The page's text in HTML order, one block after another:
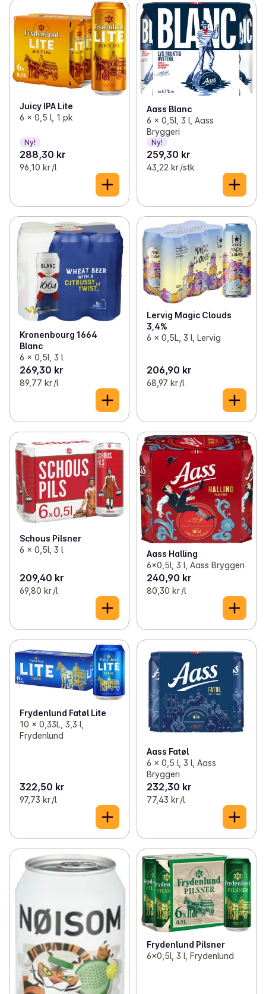
Juicy IPA Lite
6 x 0,5 l, 1 pk
Ny!
288,30 kr
96,10 kr /l
Aass Blanc
6 x 0,5l, 3 l, Aass
Bryggeri
Ny!
259,30 kr
43,22 kr /stk
Kronenbourg 1664
Blanc
6 x 0,5l, 3 l
269,30 kr
89,77 kr /l
Lervig Magic Clouds
3,4%
6 x 0,5L, 3 l, Lervig
206,90 kr
68,97 kr /l
Schous Pilsner
6 x 0,5l, 3 l
209,40 kr
69,80 kr /l
Aass Halling
6x0,5l, 3 l, Aass Bryggeri
240,90 kr
80,30 kr /l
Frydenlund Fatøl Lite
10 x 0,33L, 3,3 l,
Frydenlund
322,50 kr
97,73 kr /l
Aass Fatøl
6 x 0,5 l, 3 l, Aass
Bryggeri
232,30 kr
77,43 kr /l
Frydenlund Pilsner
6x0,5l, 3 l, Frydenlund